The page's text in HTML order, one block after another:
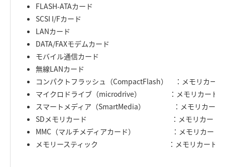
FLASH-ATAカード
SCSI I/Fカード
LANカード
DATA/FAXモデムカード
モバイル通信カード
無線LANカード
コンパクトフラッシュ（CompactFlash） ：メモリカー
マイクロドライブ（microdrive） ：メモリカードア
スマートメディア（SmartMedia） ：メモリカード
SDメモリカード ：メモリカードアダプ
MMC（マルチメディアカード） ：メモリカードア
メモリースティック ：メモリカードアダ